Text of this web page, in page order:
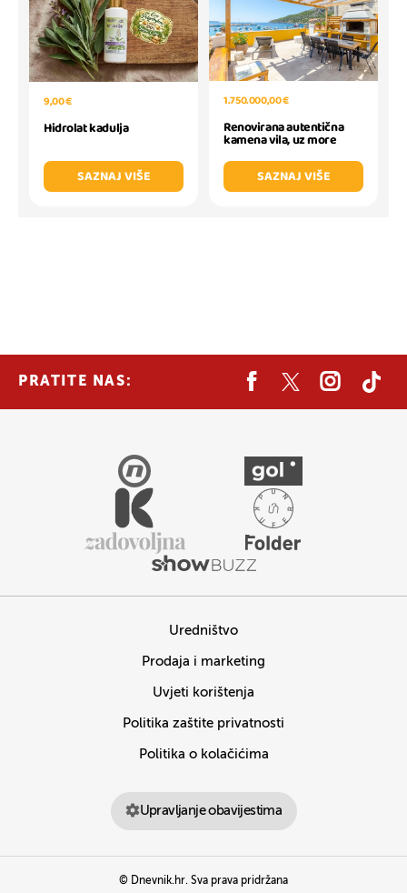
9,00 €
Hidrolat kadulja
SAZNAJ VIŠE
1.750.000,00 €
Renovirana autentična
kamena vila, uz more
SAZNAJ VIŠE
PRATITE NAS:
Uredništvo
Prodaja i marketing
Uvjeti korištenja
Politika zaštite privatnosti
Politika o kolačićima
Upravljanje obavijestima
© Dnevnik.hr. Sva prava pridržana